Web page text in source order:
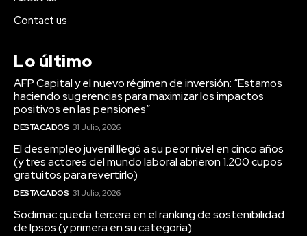
Contact us
Lo último
AFP Capital y el nuevo régimen de inversión: “Estamos
haciendo sugerencias para maximizar los impactos
positivos en las pensiones”
DESTACADOS 31 Julio, 2026
El desempleo juvenil llegó a su peor nivel en cinco años
(y tres actores del mundo laboral abrieron 1.200 cupos
gratuitos para revertirlo)
DESTACADOS 31 Julio, 2026
Sodimac queda tercera en el ranking de sostenibilidad
de Ipsos (y primera en su categoría)